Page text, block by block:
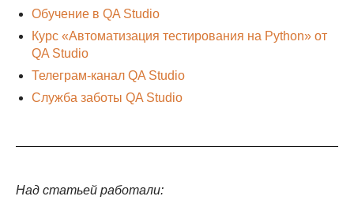
Обучение в QA Studio
Курс «Автоматизация тестирования на Python» от
QA Studio
Телеграм-канал QA Studio
Служба заботы QA Studio
Над статьей работали: